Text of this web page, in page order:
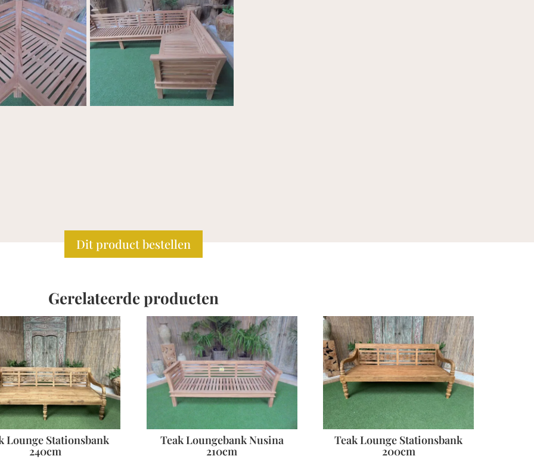
Dit product bestellen
Gerelateerde producten
Lounge Stationsbank
240cm
Teak Loungebank Nusina
210cm
Teak Lounge Stationsbank
200cm